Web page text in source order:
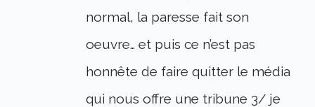
normal, la paresse fait son
oeuvre… et puis ce n’est pas
honnête de faire quitter le média
qui nous offre une tribune 3/ je